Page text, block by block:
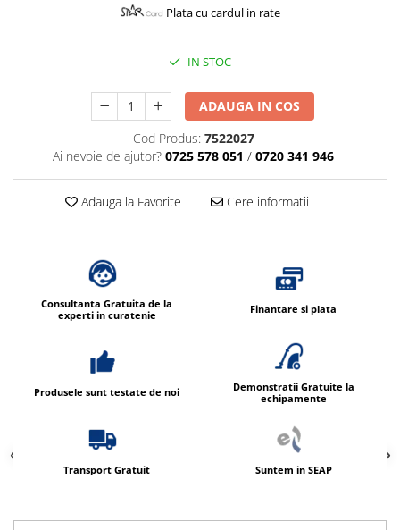
Dezinfectanti suprafete
Dispensere / Dozatoare
Dozatoare dezinfectanti
Dispensere prosoape pliate (Z)
Dispensere pungi igiena feminina
Dispensere rola prosop hartie
servetele faciale
Dozatoare sapun lichid
Uscatoare de maini si par
Uscatoare de maini
Plata cu cardul in rate
IN STOC
ADAUGA IN COS
Cod Produs: 7522027
Ai nevoie de ajutor? 0725 578 051 / 0720 341 946
Adauga la Favorite Cere informatii
Consultanta Gratuita de la
experti in curatenie
Finantare si plata
Produsele sunt testate de noi
Demonstratii Gratuite la
echipamente
Transport Gratuit Suntem in SEAP